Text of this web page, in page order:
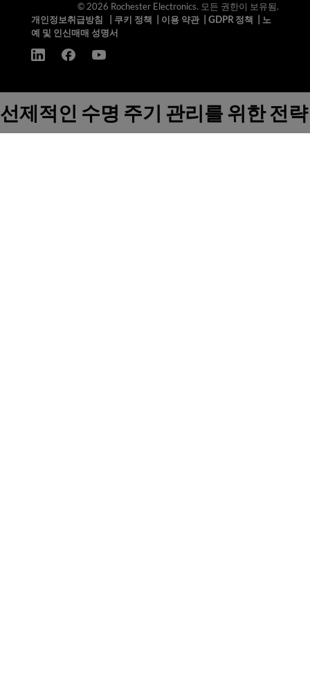
© 2026 Rochester Electronics. 모든 권한이 보유됨.
개인정보취급방침
쿠키 정책 이용 약관| GDPR 정책
노
예 및 인신매매 성명서
선제적인 수명 주기 관리를 위한 전략